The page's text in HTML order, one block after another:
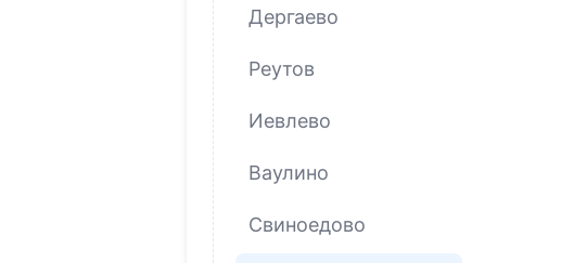
Дергаево
Реутов
Иевлево
Ваулино
Свиноедово